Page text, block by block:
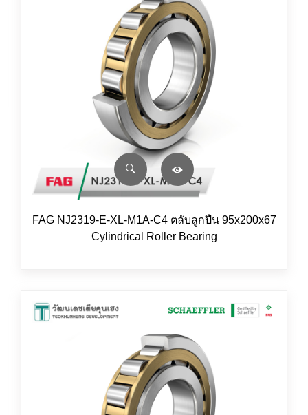
FAG NJ2319-E-XL-M1A-C4 ตลับลูกปืน 95x200x67
Cylindrical Roller Bearing